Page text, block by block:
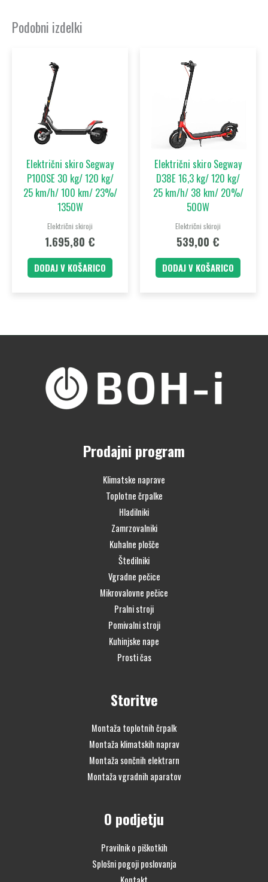
Podobni izdelki
Električni skiro Segway
P100SE 30 kg/ 120 kg/
25 km/h/ 100 km/ 23%/
1350W
Električni skiroji
1.695,80 €
DODAJ V KOŠARICO
Električni skiro Segway
D38E 16,3 kg/ 120 kg/
25 km/h/ 38 km/ 20%/
500W
Električni skiroji
539,00 €
DODAJ V KOŠARICO
Prodajni program
Klimatske naprave
Toplotne črpalke
Hladilniki
Zamrzovalniki
Kuhalne plošče
Štedilniki
Vgradne pečice
Mikrovalovne pečice
Pralni stroji
Pomivalni stroji
Kuhinjske nape
Prosti čas
Storitve
Montaža toplotnih črpalk
Montaža klimatskih naprav
Montaža sončnih elektrarn
Montaža vgradnih aparatov
O podjetju
Pravilnik o piškotkih
Splošni pogoji poslovanja